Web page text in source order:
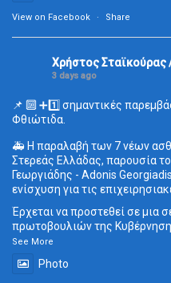
View on Facebook · Share
Χρήστος
3 days ago
📌 🔟 ➕1️⃣ σημαντικές
Φθιώτιδα.
🚑 Η παραλαβή των 7 νέων
Στερεάς Ελλάδας, παρουσία
Γεωργιάδης - Adonis
ενίσχυση για τις
Έρχεται να προστεθεί σε μια
πρωτοβουλιών της
See More
Photo